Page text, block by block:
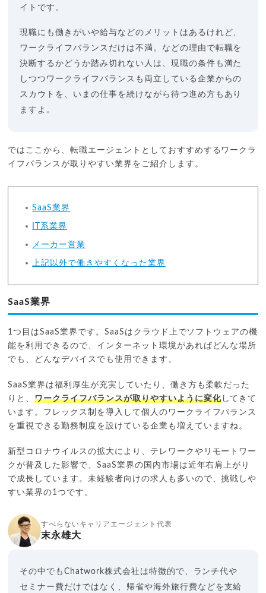
イトです。
現職にも働きがいや給与などのメリットはあるけれど、
ワークライフバランスだけは不満。などの理由で転職を
決断するかどうか踏み切れない人は、現職の条件も満た
しつつワークライフバランスも両立している企業からの
スカウトを、いまの仕事を続けながら待つ進め方もあり
ますよ。
ではここから、転職エージェントとしておすすめするワークラ
イフバランスが取りやすい業界をご紹介します。
SaaS業界
IT系業界
メーカー営業
上記以外で働きやすくなった業界
SaaS業界
1つ目はSaaS業界です。SaaSはクラウド上でソフトウェアの機
能を利用できるので、インターネット環境があればどんな場所
でも、どんなデバイスでも使用できます。
SaaS業界は福利厚生が充実していたり、働き方も柔軟だった
りと、ワークライフバランスが取りやすいように変化してきて
います。フレックス制を導入して個人のワークライフバランス
を重視できる勤務制度を設けている企業も増えていますね。
新型コロナウイルスの拡大により、テレワークやリモートワー
クが普及した影響で、SaaS業界の国内市場は近年右肩上がり
で成長しています。未経験者向けの求人も多いので、挑戦しや
すい業界の1つです。
すべらないキャリアエージェント代表
末永雄大
その中でもChatwork株式会社は特徴的で、ランチ代や
セミナー費だけではなく、帰省や海外旅行費などを支給